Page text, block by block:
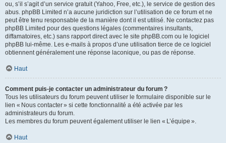
ou, s’il s’agit d’un service gratuit (Yahoo, Free, etc.), le service de gestion des
abus. phpBB Limited n’a aucune juridiction sur l’utilisation de ce forum et ne
peut être tenu responsable de la manière dont il est utilisé. Ne contactez pas
phpBB Limited pour des questions légales (commentaires insultants,
diffamatoires, etc.) sans rapport direct avec le site phpBB.com ou le logiciel
phpBB lui-même. Les e-mails à propos d’une utilisation tierce de ce logiciel
obtiennent généralement une réponse laconique, ou pas de réponse.
Haut
Comment puis-je contacter un administrateur du forum ?
Tous les utilisateurs du forum peuvent utiliser le formulaire disponible sur le
lien « Nous contacter » si cette fonctionnalité a été activée par les
administrateurs du forum.
Les membres du forum peuvent également utiliser le lien « L’équipe ».
Haut